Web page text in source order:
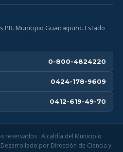
PB. Municipio Guaicaipuro. Estado
0-800-4824220
0424-178-9609
0412-619-49-70
reservados · Alcaldía del Municipio
Desarrollado por Dirección de Ciencia y